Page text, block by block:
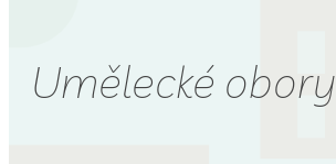
Umělecké obory